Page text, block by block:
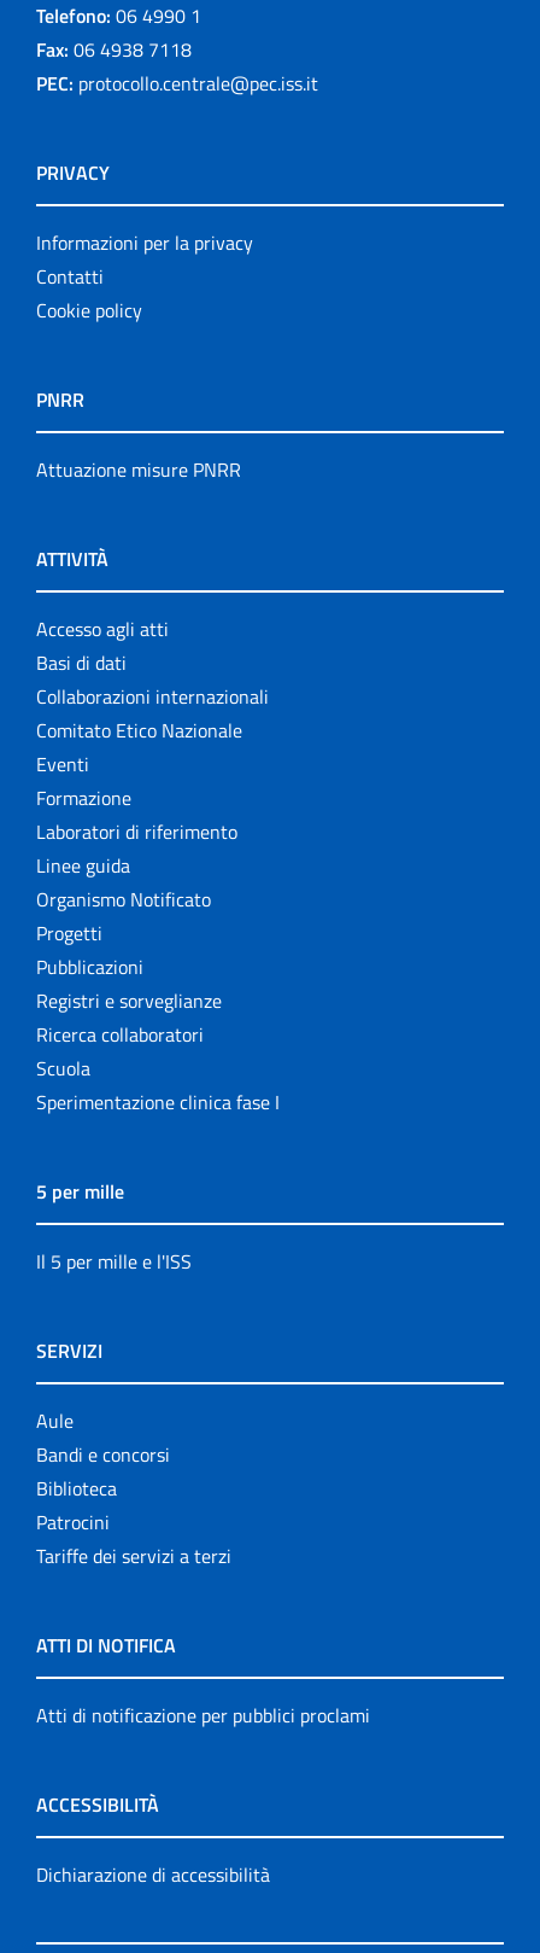
Telefono: 06 4990 1
Fax: 06 4938 7118
PEC: protocollo.centrale@pec.iss.it
PRIVACY
Informazioni per la privacy
Contatti
Cookie policy
PNRR
Attuazione misure PNRR
ATTIVITÀ
Accesso agli atti
Basi di dati
Collaborazioni internazionali
Comitato Etico Nazionale
Eventi
Formazione
Laboratori di riferimento
Linee guida
Organismo Notificato
Progetti
Pubblicazioni
Registri e sorveglianze
Ricerca collaboratori
Scuola
Sperimentazione clinica fase I
5 per mille
Il 5 per mille e l'ISS
SERVIZI
Aule
Bandi e concorsi
Biblioteca
Patrocini
Tariffe dei servizi a terzi
ATTI DI NOTIFICA
Atti di notificazione per pubblici proclami
ACCESSIBILITÀ
Dichiarazione di accessibilità